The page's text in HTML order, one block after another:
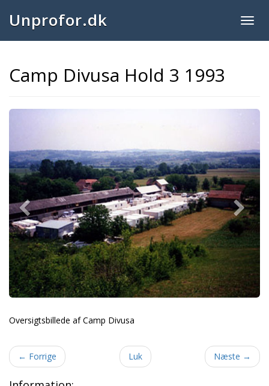
Unprofor.dk
Camp Divusa Hold 3 1993
Previous
Oversigtsbillede af Camp Divusa
← Forrige Luk Næste →